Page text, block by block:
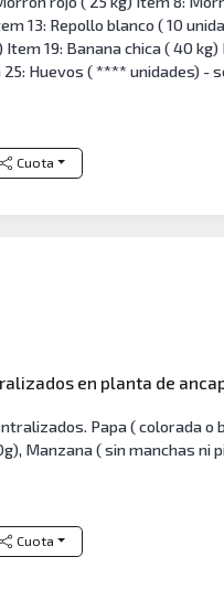
13: Repollo blanco ( 10
19: Banana chica ( 40
Huevos ( **** unidades) -
Cuota
en planta de
Papa ( colorada
Manzana ( sin manchas ni
Cuota